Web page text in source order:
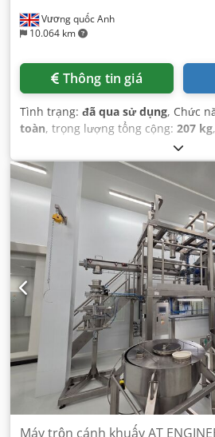
Vương quốc Anh
10.064 km
Thông tin giá
Tình trạng: đã qua sử dụng, Chức
toàn, trọng lượng tổng cộng: 207 kg
Máy trộn cánh khuấy AT